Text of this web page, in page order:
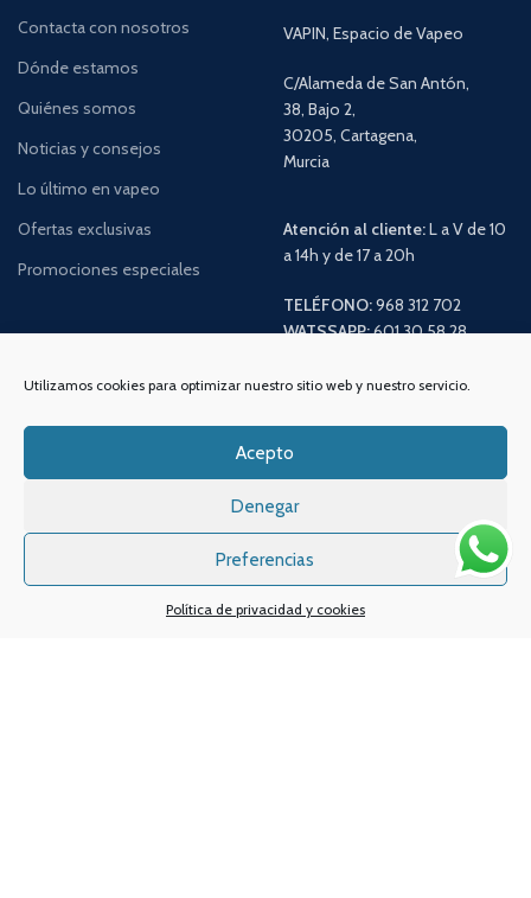
Utilizamos cookies para optimizar nuestro sitio web y nuestro servicio.
Acepto
Denegar
Preferencias
Política de privacidad y cookies
Contacta con nosotros
Dónde estamos
Quiénes somos
Noticias y consejos
Lo último en vapeo
Ofertas exclusivas
Promociones especiales
VAPIN, Espacio de Vapeo
C/Alameda de San Antón,
38, Bajo 2,
30205, Cartagena,
Murcia
Atención al cliente:L a V de 10
a 14h y de 17 a 20h
TELÉFONO:968 312 702
WATSSAPP:601 30 58 28